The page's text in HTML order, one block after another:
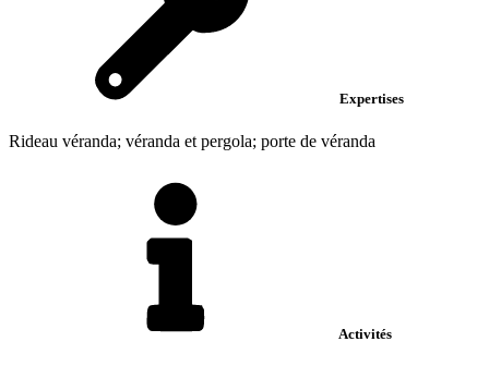
Expertises
Rideau véranda; véranda et pergola; porte de véranda
Activités